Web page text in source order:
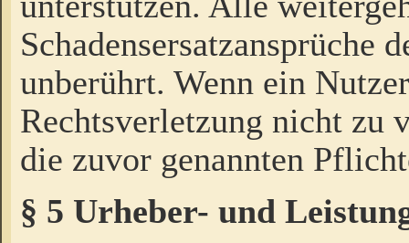
Schadensersatzansprüche
unberührt. Wenn ein
Rechtsverletzung nicht zu
die zuvor genannten
§ 5 Urheber- und